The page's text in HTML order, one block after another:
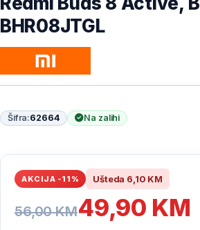
BHR08JTGL
Šifra:62664 Na zalihi
AKCIJA -11% Ušteda 6,10 KM
56,00KM49,90 KM